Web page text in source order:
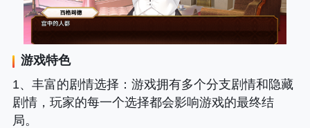
游戏特色
1、 丰富的剧情选择 ：游戏拥有多个分支剧情和隐藏
剧情，玩家的每一个选择都会影响游戏的最终结
局。